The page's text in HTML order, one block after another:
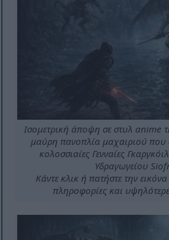
Ισομετρική άποψη σε στυλ anime
μαύρη πανοπλία μαχαιριού που
κολοσσιαίες Γενναίες
Υδραγωγείου
Κάντε κλικ ή πατήστε την εικόνα
πληροφορίες και